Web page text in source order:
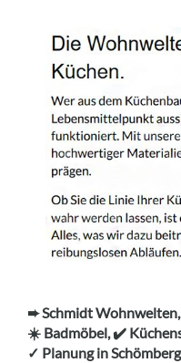
➨ Schmidt
☀️ Badmöbel, ✔️
✓ Planung in